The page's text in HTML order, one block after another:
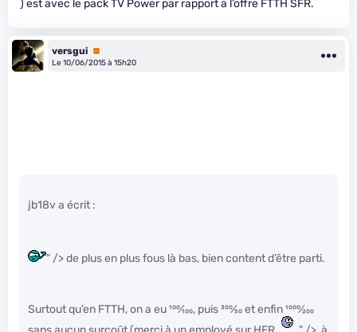
) est avec le pack TV Power par rapport a l’offre FTTH SFR.
versgui Premium
Le 10/06/2015 à 15h20
jb18v a écrit :
" /> de plus en plus fous là bas, bien content d’être parti.
Surtout qu’en FTTH, on a eu100⁄100, puis300⁄50et enfin1000⁄200